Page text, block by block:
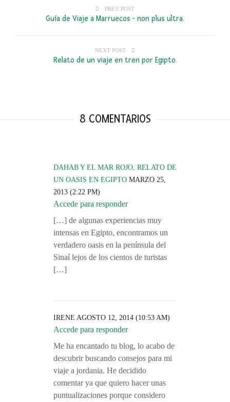
PREV POST
Guía de Viaje a Marruecos - non plus ultra.
NEXT POST
Relato de un viaje en tren por Egipto.
8 COMENTARIOS
DAHAB Y EL MAR ROJO, RELATO DE
UN OASIS EN EGIPTO MARZO 25,
2013 (2:22 PM)
Accede para responder
[…] de algunas experiencias muy
intensas en Egipto, encontramos un
verdadero oasis en la península del
Sinaí lejos de los cientos de turistas
[…]
IRENE AGOSTO 12, 2014 (10:53 AM)
Accede para responder
Me ha encantado tu blog, lo acabo de
descubrir buscando consejos para mi
viaje a jordania. He decidido
comentar ya que quiero hacer unas
puntualizaciones porque considero